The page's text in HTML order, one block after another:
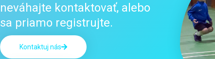
neváhajte kontaktovať, alebo
sa priamo registrujte.
Kontaktuj nás